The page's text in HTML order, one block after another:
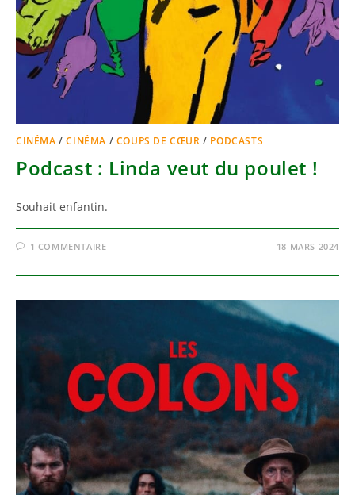
CINÉMA /CINÉMA / COUPS DE CŒUR / PODCASTS
Podcast : Linda veut du poulet !
Souhait enfantin.
1 COMMENTAIRE 18 MARS 2024